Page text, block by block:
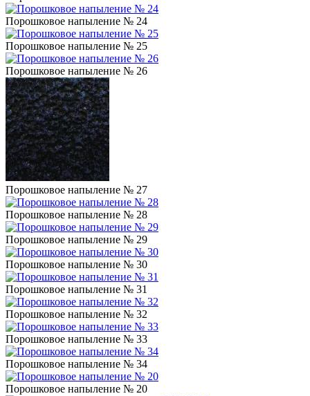
Порошковое напыление № 24
Порошковое напыление № 25
Порошковое напыление № 26
Порошковое напыление № 27
Порошковое напыление № 28
Порошковое напыление № 29
Порошковое напыление № 30
Порошковое напыление № 31
Порошковое напыление № 32
Порошковое напыление № 33
Порошковое напыление № 34
Порошковое напыление № 20